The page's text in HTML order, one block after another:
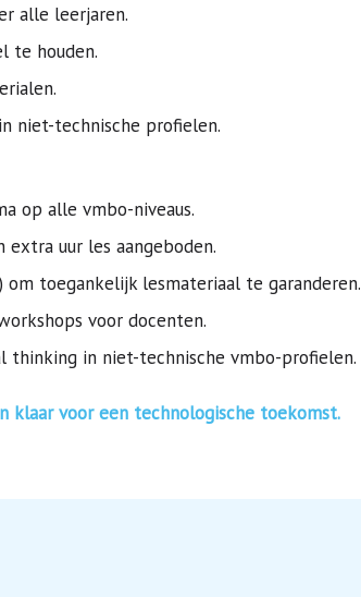
alle leerjaren.
te houden.
niet-technische profielen.
op alle vmbo-niveaus.
uur les aangeboden.
toegankelijk lesmateriaal te garanderen.
voor docenten.
thinking in niet-technische vmbo-profielen.
klaar voor een technologische toekomst.